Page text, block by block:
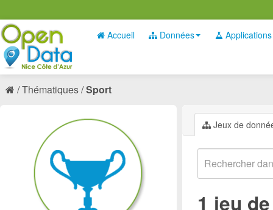
Accueil Données Applications
Thématiques Sport
Jeux de
1 jeu